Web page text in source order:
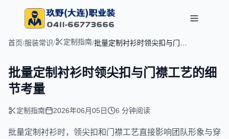
首页/服装常识/ 定制指南/批量定制衬衫时领尖扣与门襟
批量定制衬衫时领尖扣与门襟工艺的细
节考量
定制指南 2026年06月05日 6 分钟阅读
文章摘要：
批量定制衬衫时，领尖扣和门襟工艺直接影响团队形象与穿